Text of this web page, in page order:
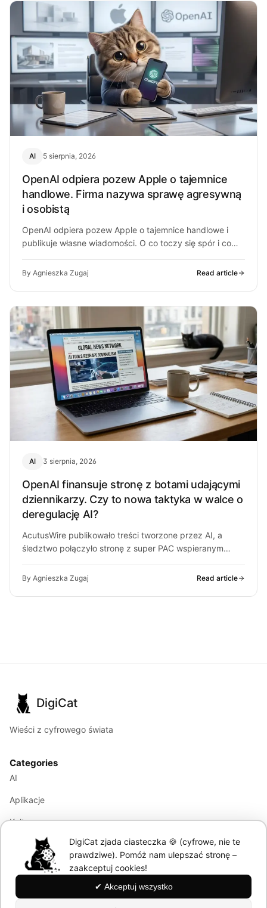
AI 5 sierpnia, 2026
OpenAI odpiera pozew Apple o tajemnice
handlowe. Firma nazywa sprawę agresywną
i osobistą
OpenAI odpiera pozew Apple o tajemnice handlowe i
publikuje własne wiadomości. O co toczy się spór i co
By Agnieszka Zugaj Read article
AI 3 sierpnia, 2026
OpenAI finansuje stronę z botami udającymi
dziennikarzy. Czy to nowa taktyka w walce o
deregulację AI?
AcutusWire publikowało treści tworzone przez AI, a
śledztwo połączyło stronę z super PAC wspieranym
By Agnieszka Zugaj Read article
DigiCat
Wieści z cyfrowego świata
Categories
AI
Aplikacje
Kultura
Marketing
Modele językowe
DigiCat zjada ciasteczka 🍪 (cyfrowe, nie te
prawdziwe). Pomóż nam ulepszać stronę –
zaakceptuj cookies!
✔ Akceptuj wszystko